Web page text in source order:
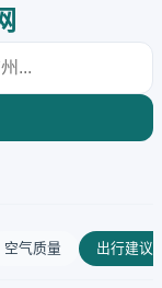
空气质量 出行建议